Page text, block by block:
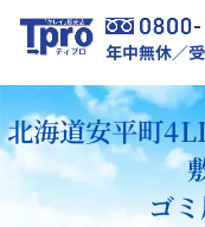
年中無休／
北海道安平町
ゴ